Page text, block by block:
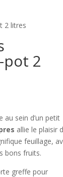
2 litres
pot 2
au sein d’un petit
allie le plaisir
feuillage,
bons fruits.
greffe pour